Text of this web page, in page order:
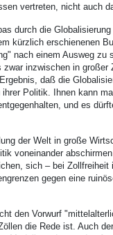
vertreten, nicht auch
durch die
kürzlich erschienenen
nach einem Ausweg zu
inzwischen in
daß die
Politik. Ihnen kann
und es
der Welt in große
voneinander
sich – bei Zollfreiheit
gegen eine
den Vorwurf
die Rede ist. Auch